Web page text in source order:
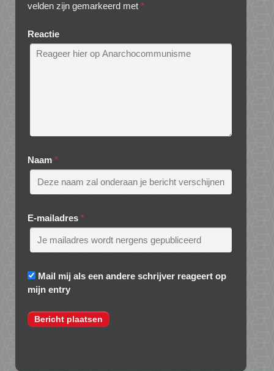
velden zijn gemarkeerd met *
Reactie
Naam *
E-mailadres *
Mail mij als een andere schrijver reageert op
mijn entry